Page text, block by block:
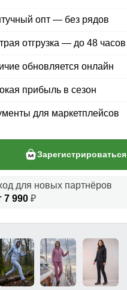
опт — без рядов
отгрузка — до 48 часов
обновляется онлайн
прибыль в сезон
для маркетплейсов
Зарегистрироваться
для новых партнёров
7 990₽